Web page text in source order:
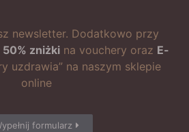
newsletter. Dodatkowo przy
50% zniżkina vouchery oraz E-
uzdrawia” na naszym sklepie
online
formularz